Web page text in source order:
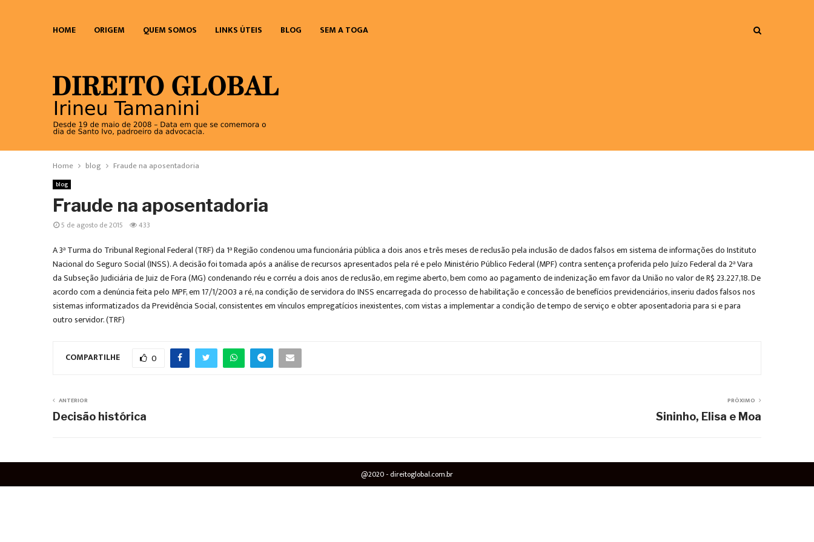
HOME ORIGEM QUEM SOMOS LINKS ÚTEIS BLOG SEM A TOGA
Home blog Fraude na aposentadoria
blog
Fraude na aposentadoria
5 de agosto de 2015 433
A 3ª Turma do Tribunal Regional Federal (TRF) da 1ª Região condenou uma funcionária pública a dois anos e três meses de reclusão pela inclusão de dados falsos em sistema de informações do Instituto
Nacional do Seguro Social (INSS). A decisão foi tomada após a análise de recursos apresentados pela ré e pelo Ministério Público Federal (MPF) contra sentença proferida pelo Juízo Federal da 2ª Vara
da Subseção Judiciária de Juiz de Fora (MG) condenando réu e corréu a dois anos de reclusão, em regime aberto, bem como ao pagamento de indenização em favor da União no valor de R$ 23.227,18. De
acordo com a denúncia feita pelo MPF, em 17/1/2003 a ré, na condição de servidora do INSS encarregada do processo de habilitação e concessão de benefícios previdenciários, inseriu dados falsos nos
sistemas informatizados da Previdência Social, consistentes em vínculos empregatícios inexistentes, com vistas a implementar a condição de tempo de serviço e obter aposentadoria para si e para
outro servidor. (TRF)
COMPARTILHE 0
ANTERIOR
Decisão histórica
PRÓXIMO
Sininho, Elisa e Moa
@2020 - direitoglobal.com.br